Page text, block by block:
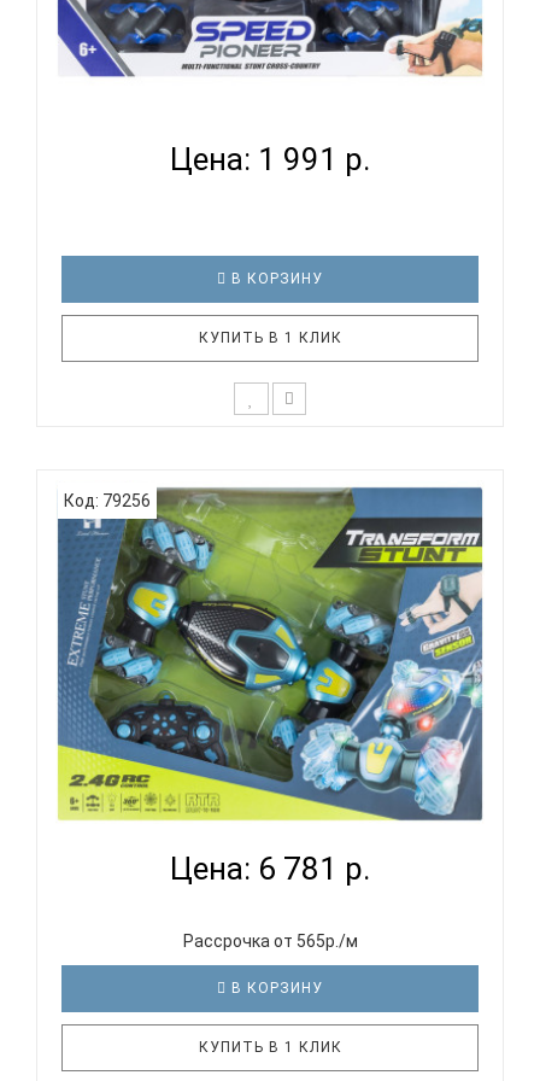
МАШИНА СI 2003 С ПУЛЬТОМ УПРАВЛЕНИЯ И
Цена: 1 991 р.
В КОРЗИНУ
КУПИТЬ В 1 КЛИК
вашему вниманию уникальную машинку с
дистанционным управлением, которая также
может управляться через специальный браслет.
Эта модель подойдет как для новичков, так и ..
Код: 79256
МАШИНА СI 2010 ТРЮКОВАЯ НА ПУЛЬТЕ
УПРАВЛЕНИЯ BL AS...
Цена: 6 781 р.
Рассрочка от 565р./м
В КОРЗИНУ
КУПИТЬ В 1 КЛИК